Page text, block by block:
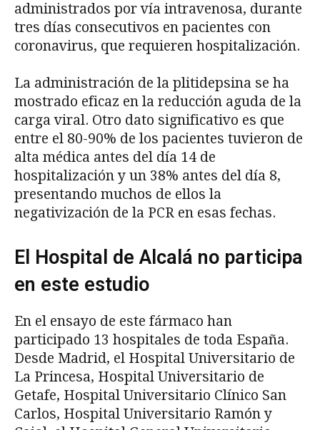
administrados por vía intravenosa, durante
tres días consecutivos en pacientes con
coronavirus, que requieren hospitalización.
La administración de la plitidepsina se ha
mostrado eficaz en la reducción aguda de la
carga viral. Otro dato significativo es que
entre el 80-90% de los pacientes tuvieron de
alta médica antes del día 14 de
hospitalización y un 38% antes del día 8,
presentando muchos de ellos la
negativización de la PCR en esas fechas.
El Hospital de Alcalá no participa
en este estudio
En el ensayo de este fármaco han
participado 13 hospitales de toda España.
Desde Madrid, el Hospital Universitario de
La Princesa, Hospital Universitario de
Getafe, Hospital Universitario Clínico San
Carlos, Hospital Universitario Ramón y